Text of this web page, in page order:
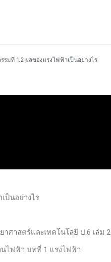
รมที่ 1.2 ผลของแรงไฟฟ้าเป็นอย่างไร
ป็นอย่างไร
ศาสตร์และเทคโนโลยี ป.6 เล่ม 2
ไฟฟ้า บทที่ 1 แรงไฟฟ้า